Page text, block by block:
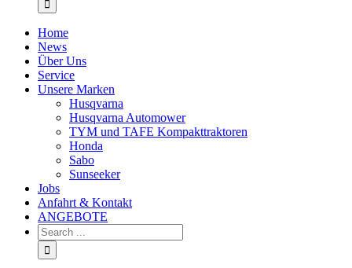
Home
News
Über Uns
Service
Unsere Marken
Husqvarna
Husqvarna Automower
TYM und TAFE Kompakttraktoren
Honda
Sabo
Sunseeker
Jobs
Anfahrt & Kontakt
ANGEBOTE